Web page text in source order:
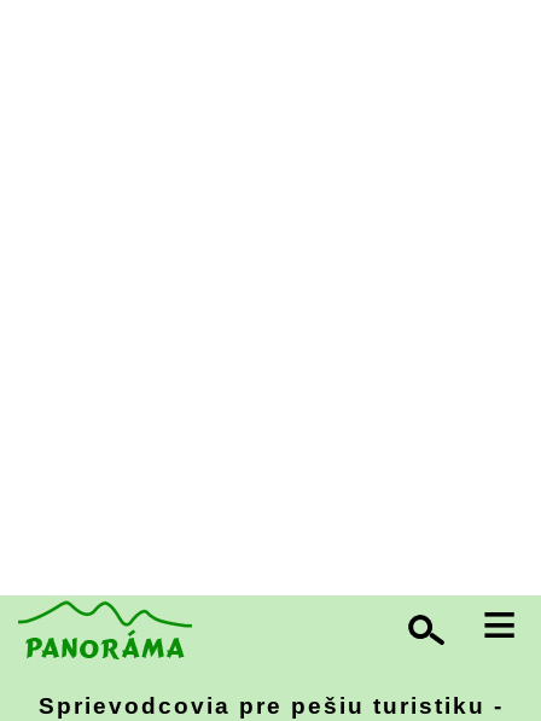
≡
Sprievodcovia pre pešiu turistiku -